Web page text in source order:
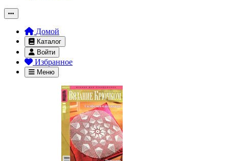
Домой
Каталог
Войти
Избранное
Меню